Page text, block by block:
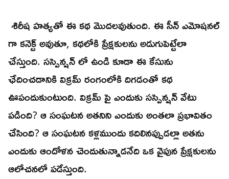
శిరీష హత్యతో ఈ కథ మొదలవుతుంది. ఈ సీన్ ఎమోషనల్
గా కనెక్ట్ అవుతూ, కథలోకి ప్రేక్షకులను అడుగుపెట్టేలా
చేస్తుంది. సస్పెన్షన్ లో ఉండి కూడా ఈ కేసును
ఛేదించడానికి విక్రమ్ రంగంలోకి దిగడంతో కథ
ఊపందుకుంటుంది. విక్రమ్ పై ఎందుకు సస్పెన్షన్ వేటు
పడింది? ఆ సంఘటన అతనిని ఎందుకు అంతలా ప్రభావితం
చేసింది? ఆ సంఘటన కళ్లముందు కదిలినప్పుడల్లా అతను
ఎందుకు ఆందోళన చెందుతున్నాడనేది ఒక వైపున ప్రేక్షకులను
ఆలోచనలో పడేస్తుంది.